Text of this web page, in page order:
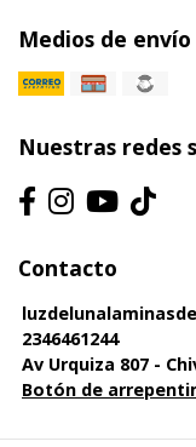
Medios de envío
Nuestras redes
Contacto
2346461244
Av Urquiza 807 -
Botón de